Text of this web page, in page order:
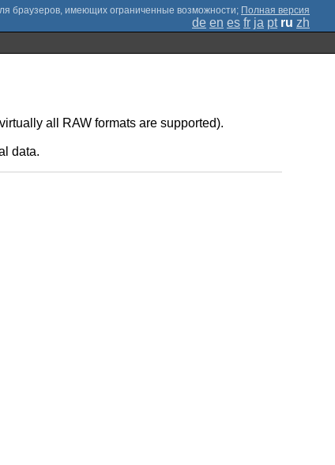
; Полная версия
de en es fr ja pt ru zh
all RAW formats are supported).
data.